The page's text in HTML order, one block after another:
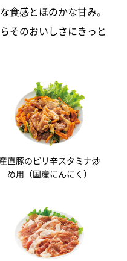
食感とほのかな甘み。
そのおいしさにきっと
産直豚のピリ辛スタミナ炒
め用（国産にんにく）